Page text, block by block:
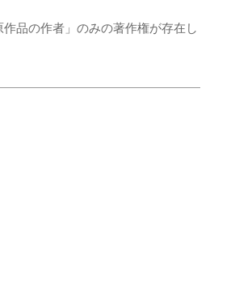
品の作者」のみの著作権が存在し